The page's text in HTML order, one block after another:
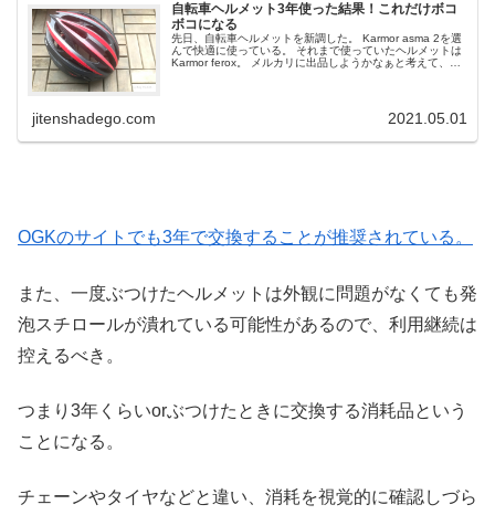
自転車ヘルメット3年使った結果！これだけボコ
ボコになる
先日、自転車ヘルメットを新調した。 Karmor asma 2を選
んで快適に使っている。 それまで使っていたヘルメットは
Karmor ferox。 メルカリに出品しようかなぁと考えて、写
jitenshadego.com 2021.05.01
OGKのサイトでも3年で交換することが推奨されている。
また、一度ぶつけたヘルメットは外観に問題がなくても発
泡スチロールが潰れている可能性があるので、利用継続は
控えるべき。
つまり3年くらいorぶつけたときに交換する消耗品という
ことになる。
チェーンやタイヤなどと違い、消耗を視覚的に確認しづら